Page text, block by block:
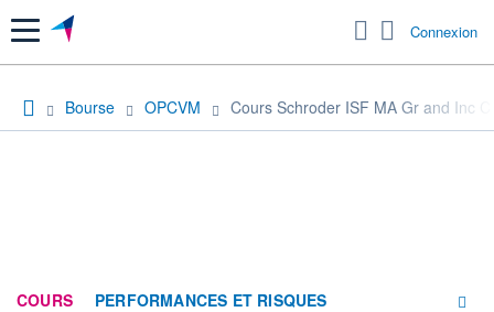
Menu Connexion
Bourse OPCVM Cours Schroder ISF MA Gr and Inc
COURS PERFORMANCES ET RISQUES